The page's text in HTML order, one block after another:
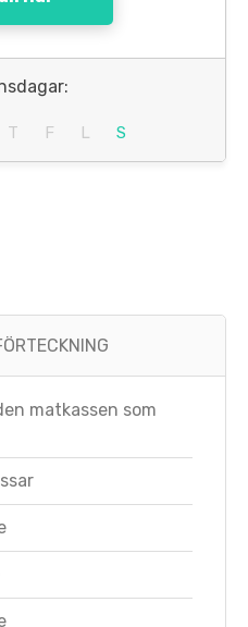
T F L S
matkassen som